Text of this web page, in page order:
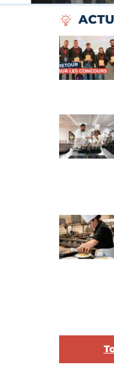
Voir l'article
Voir l'article
Voir l'article